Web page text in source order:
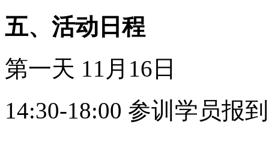
五、活动日程
第一天 11月16日
14:30-18:00 参训学员报到